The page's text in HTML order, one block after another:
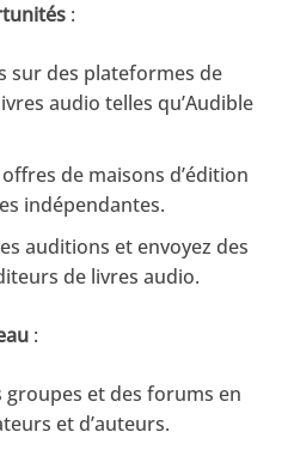
:
sur des plateformes de
audio telles qu’Audible
de maisons d’édition
indépendantes.
auditions et envoyez des
de livres audio.
:
groupes et des forums en
et d’auteurs.